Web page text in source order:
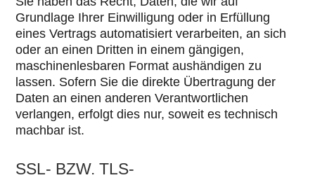
Grundlage Ihrer Einwilligung oder in Erfüllung
eines Vertrags automatisiert verarbeiten, an sich
oder an einen Dritten in einem gängigen,
maschinenlesbaren Format aushändigen zu
lassen. Sofern Sie die direkte Übertragung der
Daten an einen anderen Verantwortlichen
verlangen, erfolgt dies nur, soweit es technisch
machbar ist.
SSL- BZW. TLS-